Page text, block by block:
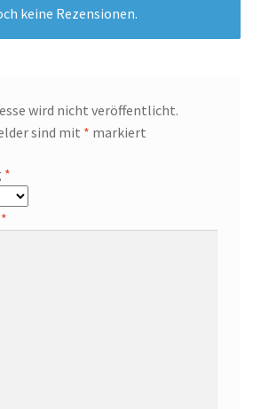
keine Rezensionen.
wird nicht veröffentlicht.
sind mit * markiert
*
*